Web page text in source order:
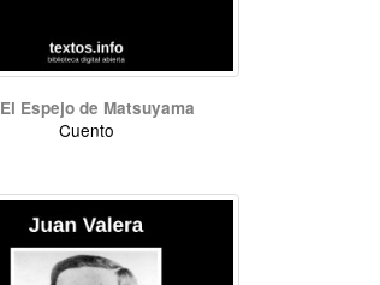
El Espejo de Matsuyama
Cuento